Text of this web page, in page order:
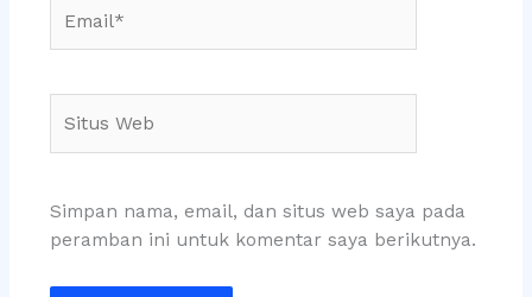
Web
Simpan nama, email, dan situs web saya pada
peramban ini untuk komentar saya berikutnya.